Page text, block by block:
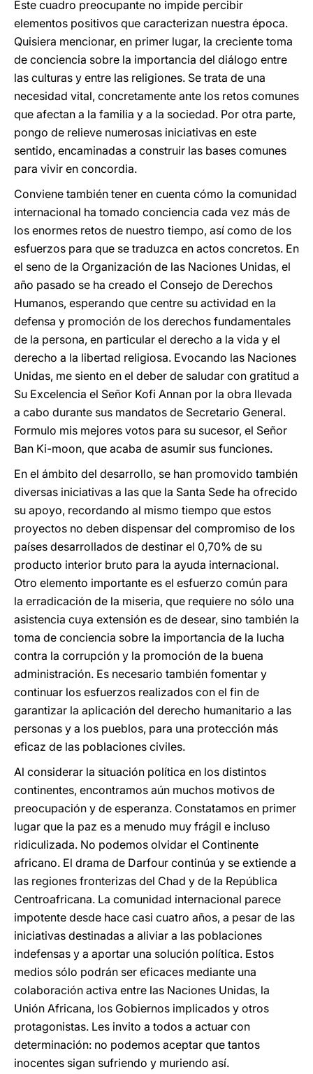
Este cuadro preocupante no impide percibir
elementos positivos que caracterizan nuestra época.
Quisiera mencionar, en primer lugar, la creciente toma
de conciencia sobre la importancia del diálogo entre
las culturas y entre las religiones. Se trata de una
necesidad vital, concretamente ante los retos comunes
que afectan a la familia y a la sociedad. Por otra parte,
pongo de relieve numerosas iniciativas en este
sentido, encaminadas a construir las bases comunes
para vivir en concordia.
Conviene también tener en cuenta cómo la comunidad
internacional ha tomado conciencia cada vez más de
los enormes retos de nuestro tiempo, así como de los
esfuerzos para que se traduzca en actos concretos. En
el seno de la Organización de las Naciones Unidas, el
año pasado se ha creado el Consejo de Derechos
Humanos, esperando que centre su actividad en la
defensa y promoción de los derechos fundamentales
de la persona, en particular el derecho a la vida y el
derecho a la libertad religiosa. Evocando las Naciones
Unidas, me siento en el deber de saludar con gratitud a
Su Excelencia el Señor Kofi Annan por la obra llevada
a cabo durante sus mandatos de Secretario General.
Formulo mis mejores votos para su sucesor, el Señor
Ban Ki-moon, que acaba de asumir sus funciones.
En el ámbito del desarrollo, se han promovido también
diversas iniciativas a las que la Santa Sede ha ofrecido
su apoyo, recordando al mismo tiempo que estos
proyectos no deben dispensar del compromiso de los
países desarrollados de destinar el 0,70% de su
producto interior bruto para la ayuda internacional.
Otro elemento importante es el esfuerzo común para
la erradicación de la miseria, que requiere no sólo una
asistencia cuya extensión es de desear, sino también la
toma de conciencia sobre la importancia de la lucha
contra la corrupción y la promoción de la buena
administración. Es necesario también fomentar y
continuar los esfuerzos realizados con el fin de
garantizar la aplicación del derecho humanitario a las
personas y a los pueblos, para una protección más
eficaz de las poblaciones civiles.
Al considerar la situación política en los distintos
continentes, encontramos aún muchos motivos de
preocupación y de esperanza. Constatamos en primer
lugar que la paz es a menudo muy frágil e incluso
ridiculizada. No podemos olvidar el Continente
africano. El drama de Darfour continúa y se extiende a
las regiones fronterizas del Chad y de la República
Centroafricana. La comunidad internacional parece
impotente desde hace casi cuatro años, a pesar de las
iniciativas destinadas a aliviar a las poblaciones
indefensas y a aportar una solución política. Estos
medios sólo podrán ser eficaces mediante una
colaboración activa entre las Naciones Unidas, la
Unión Africana, los Gobiernos implicados y otros
protagonistas. Les invito a todos a actuar con
determinación: no podemos aceptar que tantos
inocentes sigan sufriendo y muriendo así.